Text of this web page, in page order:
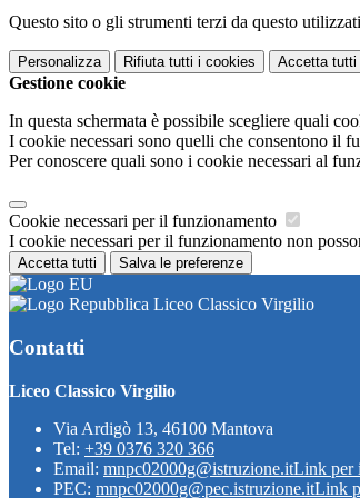
Questo sito o gli strumenti terzi da questo
Personalizza Rifiuta tutti i cookies Accetta tutti
Gestione cookie
In questa schermata è possibile scegliere quali
I cookie necessari sono quelli che consentono il
Per conoscere quali sono i cookie necessari al
Cookie necessari per il funzionamento
I cookie necessari per il funzionamento non
Accetta tutti Salva le preferenze
Liceo Classico Virgilio
Contatti
Liceo Classico Virgilio
Via Ardigò 13, 46100 Mantova
Tel: +39 0376 320 366
Email: mnpc02000g@istruzione.itLink per
PEC: mnpc02000g@pec.istruzione.itLink